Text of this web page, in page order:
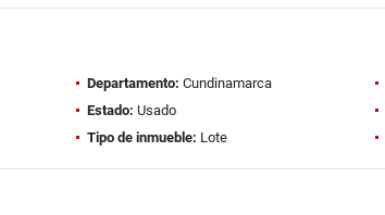
Departamento: Cundinamarca
Estado: Usado
Tipo de inmueble: Lote